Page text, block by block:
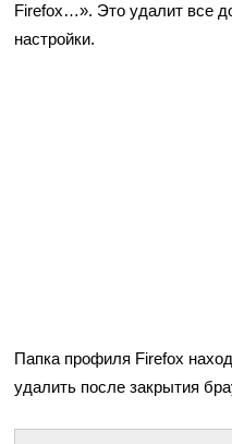
Firefox…». Это удалит все
настройки.
Папка профиля Firefox
удалить после закрытия